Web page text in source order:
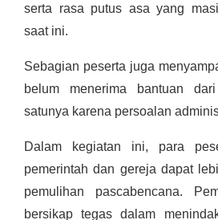
serta rasa putus asa yang
saat ini.
Sebagian peserta juga
belum menerima bantuan
satunya karena persoalan
Dalam kegiatan ini, para
pemerintah dan gereja dapat
pemulihan pascabencana.
bersikap tegas dalam